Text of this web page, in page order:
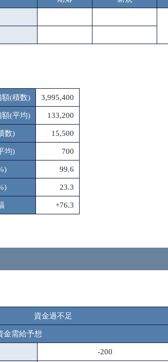
額(積数) 3,995,400
額(平均) 133,200
数) 15,500
均) 700
99.6
23.3
+76.3
資金過不足
金需給予想
-200